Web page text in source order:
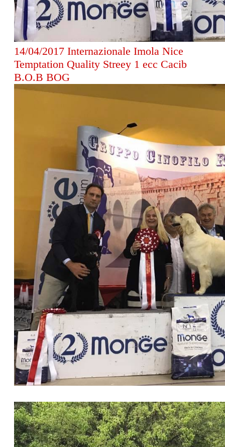
14/04/2017 Internazionale Imola Nice
Temptation Quality Streey 1 ecc Cacib
B.O.B BOG